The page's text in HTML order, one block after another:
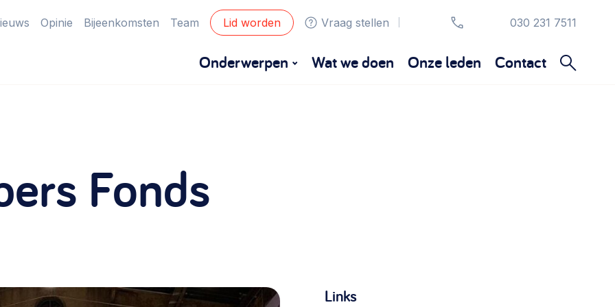
Opinie Bijeenkomsten Team Lid worden Vraag stellen 030 231 7511
Onderwerpen
Eigen gebouw
Zorgzame gemeenschappen Wijkaanpak
Wat we doen Onze leden Contact
Fonds
Links